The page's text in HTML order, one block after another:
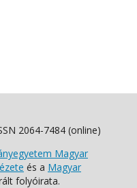
2064-7484 (online)
Magyar
és a Magyar
folyóirata.